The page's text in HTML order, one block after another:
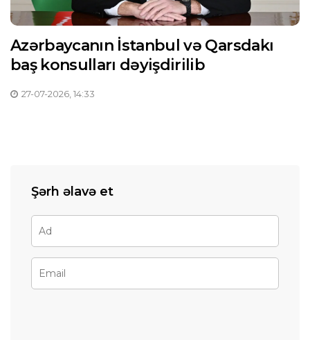
Azərbaycanın İstanbul və Qarsdakı
baş konsulları dəyişdirilib
27-07-2026, 14:33
Şərh əlavə et